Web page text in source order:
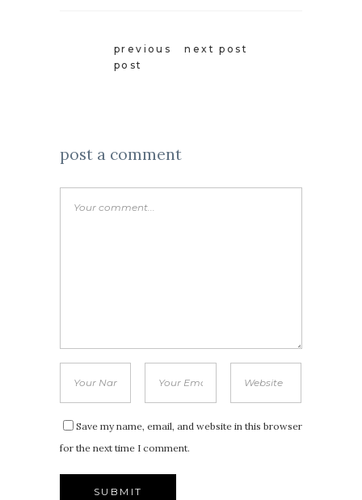
previous
post
next post
post a comment
Save my name, email, and website in this browser
for the next time I comment.